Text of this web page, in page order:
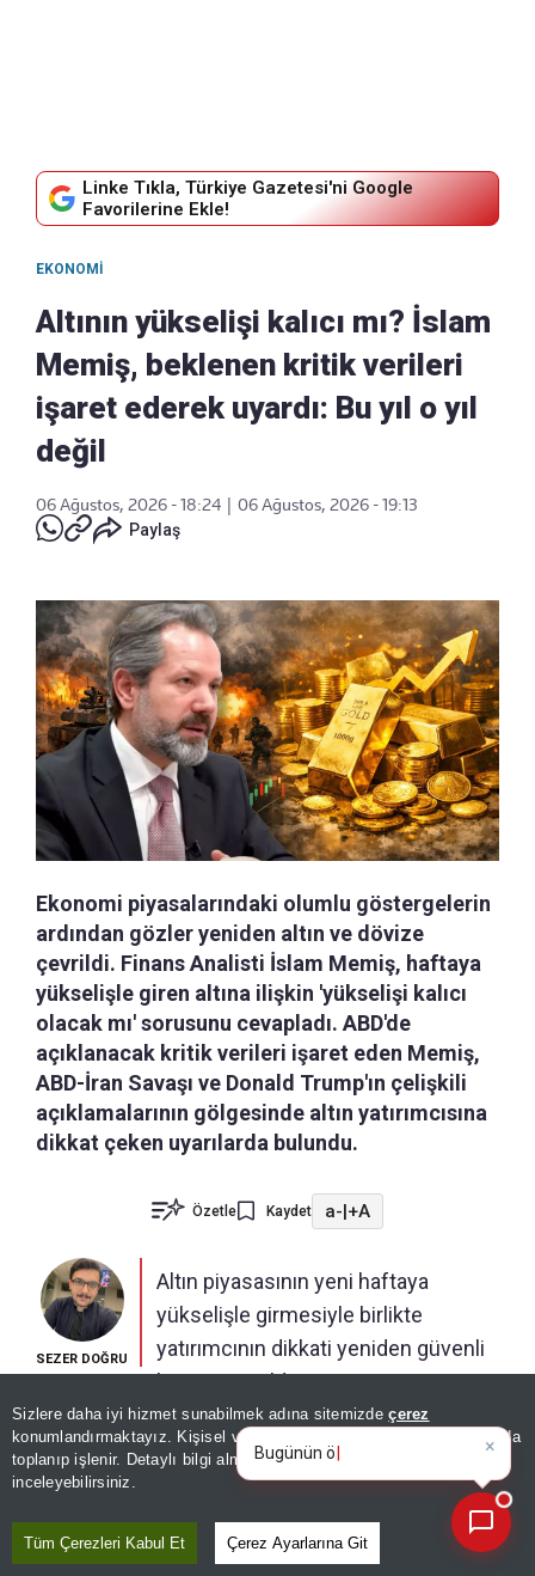
Sizlere daha iyi hizmet sunabilmek adına sitemizdeçerez
konumlandırmaktayız. Kişisel verileriniz, KVKK ve GDPR kapsamında
toplanıp işlenir. Detaylı bilgi almak içinAydınlatma Metnimizi
inceleyebilirsiniz.
Tüm Çerezleri Kabul Et Çerez Ayarlarına Git
Linke Tıkla, Türkiye Gazetesi'ni Google
Favorilerine Ekle!
EKONOMI
Altının yükselişi kalıcı mı? İslam
Memiş, beklenen kritik verileri
işaret ederek uyardı: Bu yıl o yıl
değil
06 Ağustos, 2026 - 18:24
06 Ağustos, 2026 - 19:13
Paylaş
Ekonomi piyasalarındaki olumlu göstergelerin
ardından gözler yeniden altın ve dövize
çevrildi. Finans Analisti İslam Memiş, haftaya
yükselişle giren altına ilişkin 'yükselişi kalıcı
olacak mı' sorusunu cevapladı. ABD'de
açıklanacak kritik verileri işaret eden Memiş,
ABD-İran Savaşı ve Donald Trump'ın çelişkili
açıklamalarının gölgesinde altın yatırımcısına
dikkat çeken uyarılarda bulundu.
Özetle Kaydet a-|+A
SEZER DOĞRU
Altın piyasasının yeni haftaya
yükselişle girmesiyle birlikte
yatırımcının dikkati yeniden güvenli
limana çevrildi.
Altının yükselişi nereye kadar devam edecek
sorusunun cevabı merak edilirken, Finans Analisti
yatırımcıya kritik uyarılarda bulundu.
×
Bugünün öne çıkan manşetleri
ve gelişmeleri neler?